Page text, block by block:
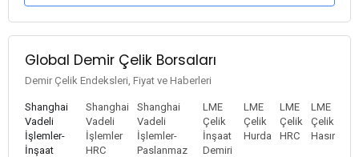
Global Demir Çelik Borsaları
Demir Çelik Endeksleri, Fiyat ve Haberleri
Shanghai
Vadeli
İşlemler-
İnşaat
Shanghai
Vadeli
İşlemler
HRC
Shanghai
Vadeli
İşlemler-
Paslanmaz
LME
Çelik
İnşaat
Demiri
LME
Çelik
Hurda
LME
Çelik
HRC
LME
Çelik
Hasır